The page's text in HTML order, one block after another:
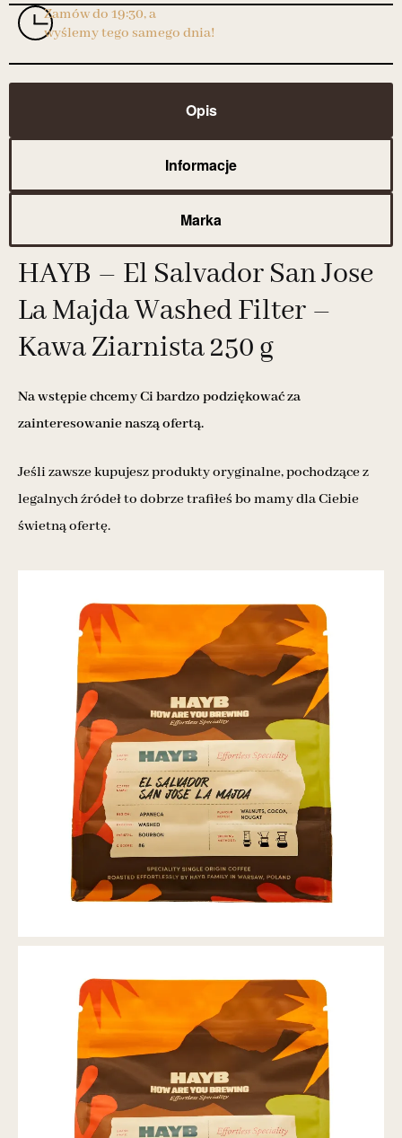
Zamów do 19:30, a
wyślemy tego samego dnia!
Opis
Informacje
Marka
HAYB – El Salvador San Jose
La Majda Washed Filter –
Kawa Ziarnista 250 g
Na wstępie chcemy Ci bardzo podziękować za
zainteresowanie naszą ofertą.
Jeśli zawsze kupujesz produkty oryginalne, pochodzące z
legalnych źródeł to dobrze trafiłeś bo mamy dla Ciebie
świetną ofertę.